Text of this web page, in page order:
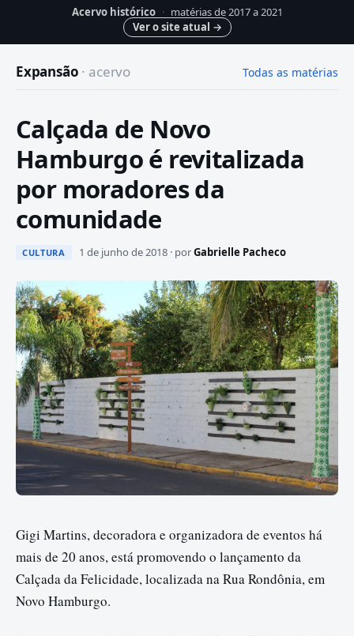
Acervo histórico · matérias de 2017 a 2021
Ver o site atual →
Expansão · acervo Todas as matérias
Calçada de Novo
Hamburgo é revitalizada
por moradores da
comunidade
CULTURA 1 de junho de 2018 · porGabrielle Pacheco
Gigi Martins, decoradora e organizadora de eventos há
mais de 20 anos, está promovendo o lançamento da
Calçada da Felicidade, localizada na Rua Rondônia, em
Novo Hamburgo.